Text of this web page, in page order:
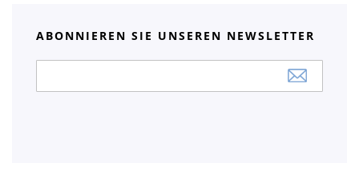
ABONNIEREN SIE UNSEREN NEWSLETTER
Newsletter: